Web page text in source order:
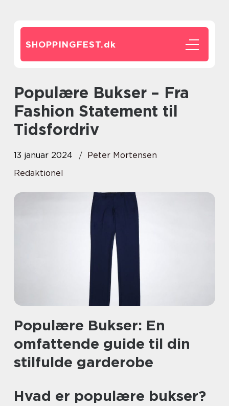
SHOPPINGFEST.dk
Populære Bukser – Fra
Fashion Statement til
Tidsfordriv
13 januar 2024
Peter Mortensen
Redaktionel
Populære Bukser: En
omfattende guide til din
stilfulde garderobe
Hvad er populære bukser?